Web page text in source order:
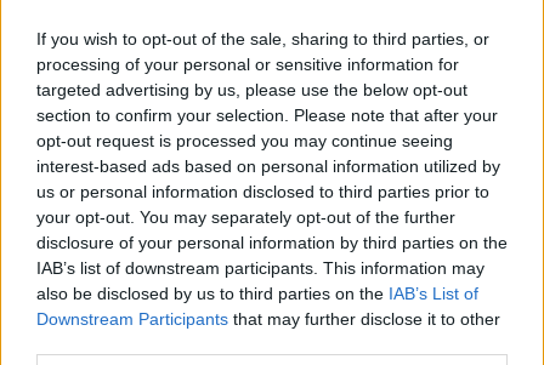
If you wish to opt-out of the sale, sharing to third parties, or
processing of your personal or sensitive information for
targeted advertising by us, please use the below opt-out
section to confirm your selection. Please note that after your
opt-out request is processed you may continue seeing
interest-based ads based on personal information utilized by
us or personal information disclosed to third parties prior to
your opt-out. You may separately opt-out of the further
disclosure of your personal information by third parties on the
IAB’s list of downstream participants. This information may
also be disclosed by us to third parties on the IAB’s List of
Downstream Participants that may further disclose it to other
sono gli studenti risultati contatti stretti dei positivi. La Asl Toscana
Nord Ovest, in accordo con la Scuola Normale, provvederà nei
prossimi giorni atrasferire gli allieviche hanno contratto il virus
negli alberghi sanitari a disposizione sul proprio territorio di
competenza".
In attesa che si completi lo screening tra la popolazione
studentesca, la Direzione della Scuola Normale ha predisposto in
via precauzionale la chiusura della mensa, l’interruzione
dell’attività didattica in presenza e delle attivitàdi studio presso
gli spazi comuni (aule, aule studio), la chiusura dellabibliotecae